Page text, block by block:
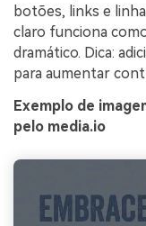
botões, links e
claro funciona
dramático. Dica:
para aumentar
Exemplo de
pelo media.io